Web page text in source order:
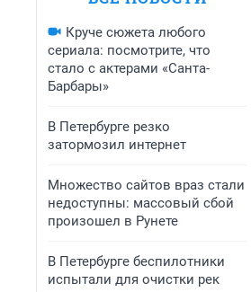
Круче сюжета любого
сериала: посмотрите, что
стало с актерами «Санта-
Барбары»
В Петербурге резко
затормозил интернет
Множество сайтов враз стали
недоступны: массовый сбой
произошел в Рунете
В Петербурге беспилотники
испытали для очистки рек